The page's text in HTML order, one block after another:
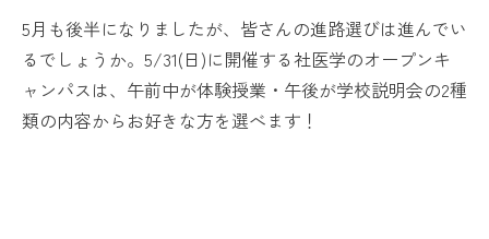
5月も後半になりましたが、皆さんの進路選びは進んでい
るでしょうか。5/31(日)に開催する社医学のオープンキ
ャンパスは、午前中が体験授業・午後が学校説明会の2種
類の内容からお好きな方を選べます！